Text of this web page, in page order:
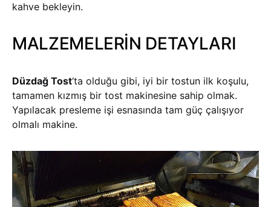
kahve bekleyin.
MALZEMELERİN DETAYLARI
Düzdağ Tost‘ta olduğu gibi, iyi bir tostun ilk koşulu,
tamamen kızmış bir tost makinesine sahip olmak.
Yapılacak presleme işi esnasında tam güç çalışıyor
olmalı makine.